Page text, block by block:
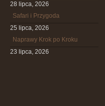
28 lipca, 2026
Safari i Przygoda
25 lipca, 2026
Naprawy Krok po Kroku
23 lipca, 2026